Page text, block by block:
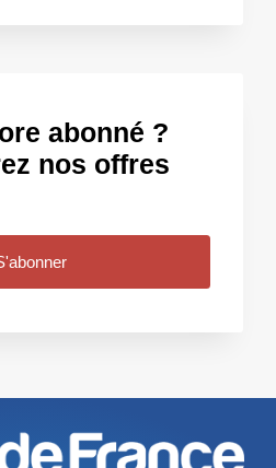
abonné ?
nos offres